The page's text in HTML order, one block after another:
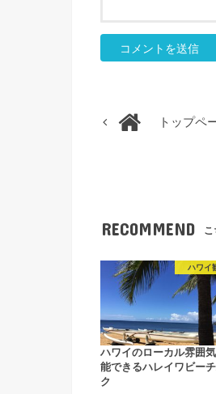
トップペ
RECOMMEND こ
ハワイ
ハワイのローカル雰囲
能できるハレイワビー
ク